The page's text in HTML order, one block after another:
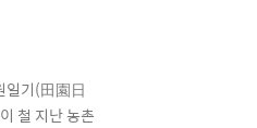
일기(田園日
철 지난 농촌